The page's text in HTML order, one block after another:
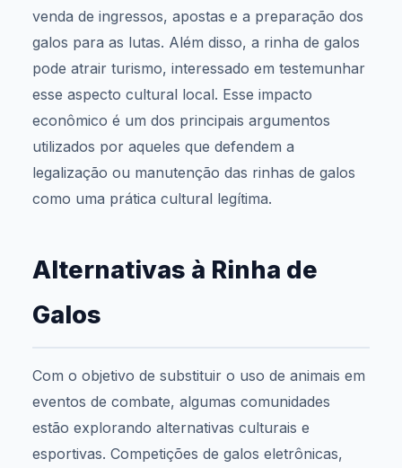
venda de ingressos, apostas e a preparação dos
galos para as lutas. Além disso, a rinha de galos
pode atrair turismo, interessado em testemunhar
esse aspecto cultural local. Esse impacto
econômico é um dos principais argumentos
utilizados por aqueles que defendem a
legalização ou manutenção das rinhas de galos
como uma prática cultural legítima.
Alternativas à Rinha de
Galos
Com o objetivo de substituir o uso de animais em
eventos de combate, algumas comunidades
estão explorando alternativas culturais e
esportivas. Competições de galos eletrônicas,